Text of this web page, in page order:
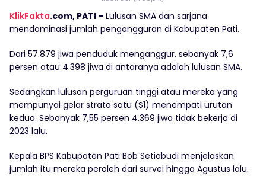
KlikFakta.com, PATI – Lulusan SMA dan sarjana
mendominasi jumlah pengangguran di Kabupaten Pati.
Dari 57.879 jiwa penduduk menganggur, sebanyak 7,6
persen atau 4.398 jiwa di antaranya adalah lulusan SMA.
Sedangkan lulusan perguruan tinggi atau mereka yang
mempunyai gelar strata satu (S1) menempati urutan
kedua. Sebanyak 7,55 persen 4.369 jiwa tidak bekerja di
2023 lalu.
Kepala BPS Kabupaten Pati Bob Setiabudi menjelaskan
jumlah itu mereka peroleh dari survei hingga Agustus lalu.